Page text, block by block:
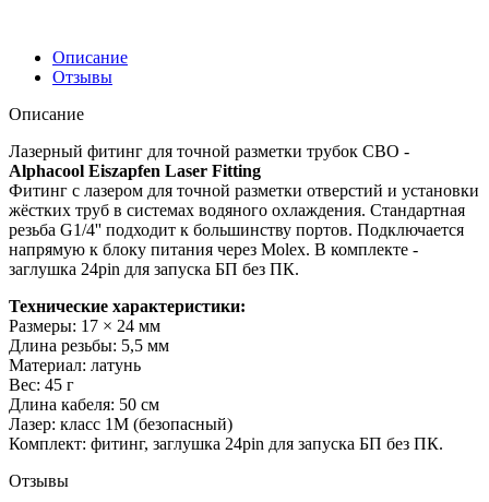
Описание
Отзывы
Описание
Лазерный фитинг для точной разметки трубок СВО -
Alphacool Eiszapfen Laser Fitting
Фитинг с лазером для точной разметки отверстий и установки
жёстких труб в системах водяного охлаждения. Стандартная
резьба G1/4'' подходит к большинству портов. Подключается
напрямую к блоку питания через Molex. В комплекте -
заглушка 24pin для запуска БП без ПК.
Технические характеристики:
Размеры: 17 × 24 мм
Длина резьбы: 5,5 мм
Материал: латунь
Вес: 45 г
Длина кабеля: 50 см
Лазер: класс 1M (безопасный)
Комплект: фитинг, заглушка 24pin для запуска БП без ПК.
Отзывы